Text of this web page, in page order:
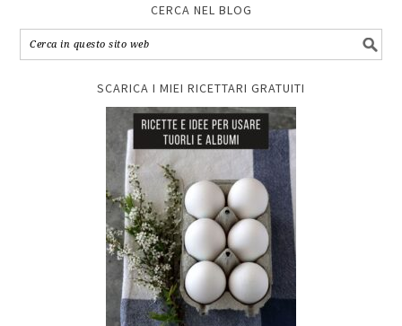
CERCA NEL BLOG
SCARICA I MIEI RICETTARI GRATUITI